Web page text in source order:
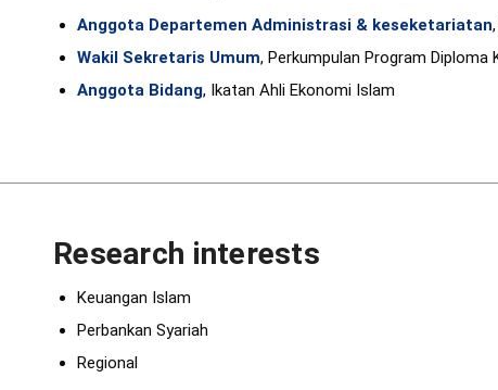
Anggota Departemen Administrasi & keseketariatan
Wakil Sekretaris Umum, Perkumpulan Program Diploma
Anggota Bidang, Ikatan Ahli Ekonomi Islam
Research interests
Keuangan Islam
Perbankan Syariah
Regional